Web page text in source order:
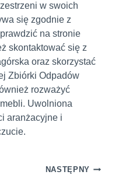
w swoich
się zgodnie z
na stronie
skontaktować się z
oraz skorzystać
Zbiórki Odpadów
rozważyć
Uwolniona
aranżacyjne i
NASTĘPNY